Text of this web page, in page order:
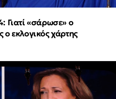
Γιατί «σάρωσε» ο
εκλογικός χάρτης